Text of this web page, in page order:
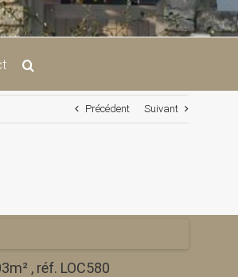
Précédent Suivant
, réf. LOC580